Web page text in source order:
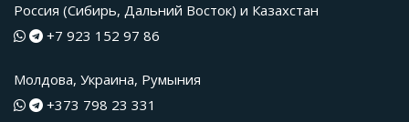
Россия (Сибирь, Дальний Восток) и Казахстан
+7 923 152 97 86
Молдова, Украина, Румыния
+373 798 23 331